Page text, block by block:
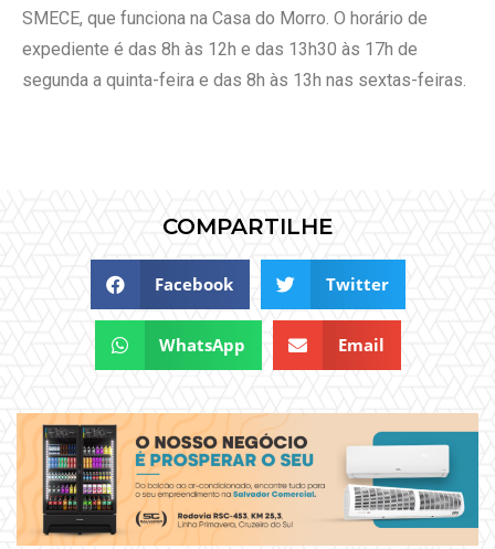
SMECE, que funciona na Casa do Morro. O horário de
expediente é das 8h às 12h e das 13h30 às 17h de
segunda a quinta-feira e das 8h às 13h nas sextas-feiras.
COMPARTILHE
Facebook Twitter
WhatsApp Email